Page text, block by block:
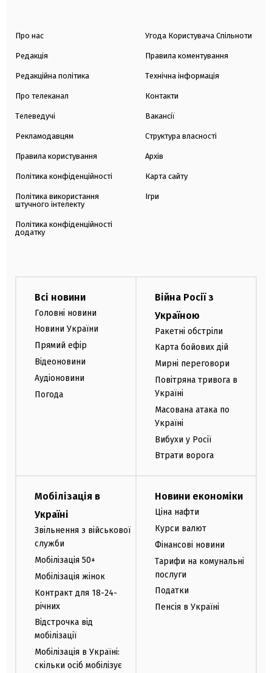
Про нас
Редакція
Редакційна політика
Про телеканал
Телеведучі
Рекламодавцям
Правила користування
Політика конфіденційності
Політика використання
штучного інтелекту
Політика конфіденційності
додатку
Угода Користувача Спільноти
Правила коментування
Технічна інформація
Контакти
Вакансії
Структура власності
Архів
Карта сайту
Ігри
Всі новини
Головні новини
Новини України
Прямий ефір
Відеоновини
Аудіоновини
Погода
Війна Росії з
Україною
Ракетні обстріли
Карта бойових дій
Мирні переговори
Повітряна тривога в
Україні
Масована атака по
Україні
Вибухи у Росії
Втрати ворога
Мобілізація в
Україні
Звільнення з військової
служби
Мобілізація 50+
Мобілізація жінок
Контракт для 18-24-
річних
Відстрочка від
мобілізації
Мобілізація в Україні:
скільки осіб мобілізує
Новини економіки
Ціна нафти
Курси валют
Фінансові новини
Тарифи на комунальні
послуги
Податки
Пенсія в Україні